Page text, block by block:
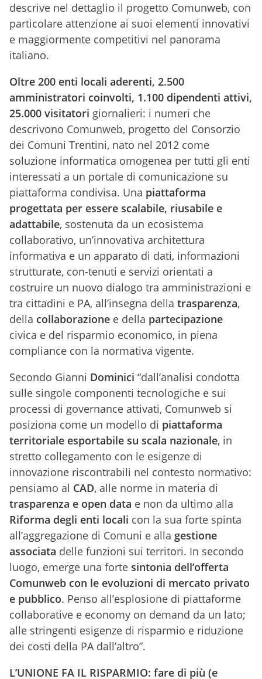
descrive nel dettaglio il progetto Comunweb, con
particolare attenzione ai suoi elementi innovativi
e maggiormente competitivi nel panorama
italiano.
Oltre 200 enti locali aderenti, 2.500
amministratori coinvolti, 1.100 dipendenti attivi,
25.000 visitatori giornalieri: i numeri che
descrivono Comunweb, progetto del Consorzio
dei Comuni Trentini, nato nel 2012 come
soluzione informatica omogenea per tutti gli enti
interessati a un portale di comunicazione su
piattaforma condivisa. Una piattaforma
progettata per essere scalabile, riusabile e
adattabile, sostenuta da un ecosistema
collaborativo, un’innovativa architettura
informativa e un apparato di dati, informazioni
strutturate, con-tenuti e servizi orientati a
costruire un nuovo dialogo tra amministrazioni e
tra cittadini e PA, all’insegna della trasparenza,
della collaborazione e della partecipazione
civica e del risparmio economico, in piena
compliance con la normativa vigente.
Secondo Gianni Dominici “dall’analisi condotta
sulle singole componenti tecnologiche e sui
processi di governance attivati, Comunweb si
posiziona come un modello di piattaforma
territoriale esportabile su scala nazionale, in
stretto collegamento con le esigenze di
innovazione riscontrabili nel contesto normativo:
pensiamo al CAD, alle norme in materia di
trasparenza e open data e non da ultimo alla
Riforma degli enti locali con la sua forte spinta
all’aggregazione di Comuni e alla gestione
associata delle funzioni sui territori. In secondo
luogo, emerge una forte sintonia dell’offerta
Comunweb con le evoluzioni di mercato privato
e pubblico. Penso all’esplosione di piattaforme
collaborative e economy on demand da un lato;
alle stringenti esigenze di risparmio e riduzione
dei costi della PA dall’altro”.
L’UNIONE FA IL RISPARMIO: fare di più (e